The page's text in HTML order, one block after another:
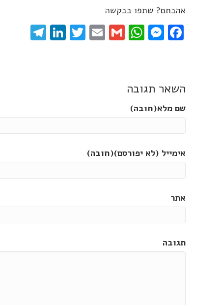
אהבתם? שתפו בבקשה
Facebook
Messenger
WhatsApp
Gmail
Email
Twitter
LinkedIn
השאר תגובה
שם מלא(חובה)
אימייל (לא יפורסם)(חובה)
אתר
תגובה